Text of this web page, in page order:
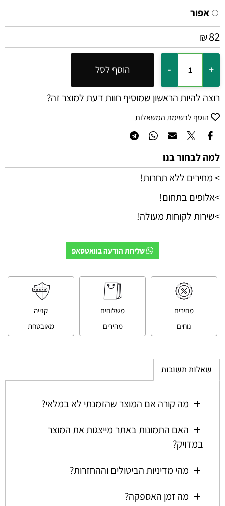
אפור
₪82
הוסף לסל
רוצה להיות הראשון שמוסיף חוות דעת למוצר זה?
הוסף לרשימת המשאלות
למה לבחור בנו
> מחירים ללא תחרות!
>אלופים בתחום!
>שירות לקוחות מעולה!
שליחת הודעה בוואטסאפ
מחירים
נוחים
משלוחים
מהירים
קנייה
מאובטחת
שאלות תשובות
מה קורה אם המוצר שהזמנתי לא במלאי?
האם התמונות באתר מייצגות את המוצר
במדויק?
מהי מדיניות הביטולים וההחזרות?
מה זמן האספקה?